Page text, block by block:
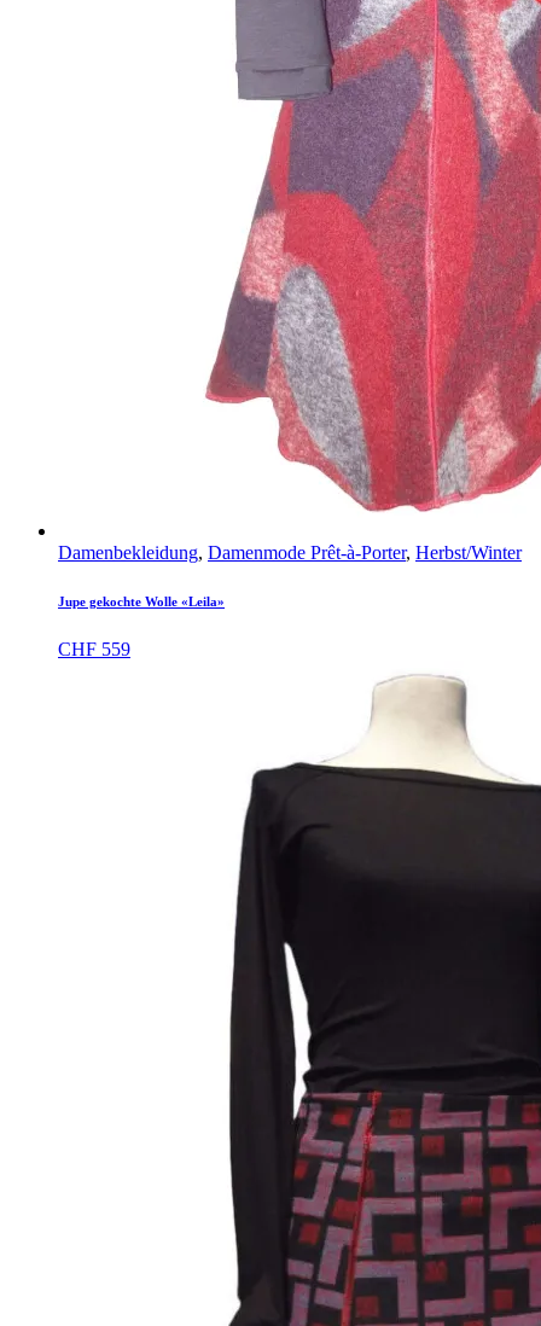
Damenbekleidung, Damenmode Prêt-à-Porter, Herbst/Winter
Jupe gekochte Wolle «Leila»
CHF 559